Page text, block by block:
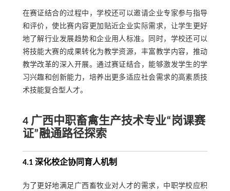
在赛证结合的过程中，学校还可以邀请企业专家参与指导
和评价，使比赛内容更加贴近企业实际需求，让学生更好
地了解行业发展趋势和企业用人标准。同时，学校还可以
将技能大赛的成果转化为教学资源，丰富教学内容，推动
教学改革的深入开展。通过赛证结合，能够激发学生的学
习兴趣和创新能力，培养出更多适应社会需求的高素质技
术技能复合型人才。
4 广西中职畜禽生产技术专业“岗课赛
证”融通路径探索
4.1 深化校企协同育人机制
为了更好地满足广西畜牧业对人才的需求，中职学校应积